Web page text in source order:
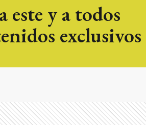
este y a todos
exclusivos